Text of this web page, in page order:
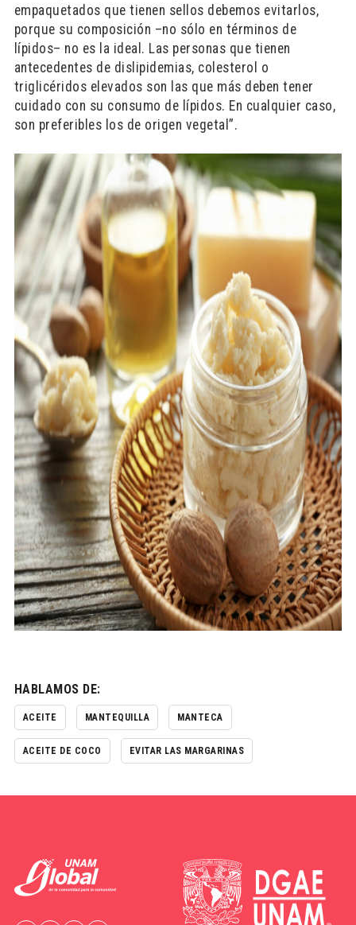
empaquetados que tienen sellos debemos evitarlos,
porque su composición –no sólo en términos de
lípidos– no es la ideal. Las personas que tienen
antecedentes de dislipidemias, colesterol o
triglicéridos elevados son las que más deben tener
cuidado con su consumo de lípidos. En cualquier caso,
son preferibles los de origen vegetal”.
HABLAMOS DE:
ACEITE MANTEQUILLA MANTECA
ACEITE DE COCO EVITAR LAS MARGARINAS